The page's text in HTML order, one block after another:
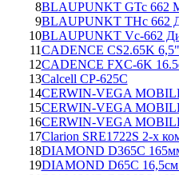
8BLAUPUNKT GTc 662
9BLAUPUNKT THc 662
10BLAUPUNKT Vc-662
11CADENCE CS2.65K 6,5"
12CADENCE FXC-6K
13Calcell CP-625C
14CERWIN-VEGA
15CERWIN-VEGA
16CERWIN-VEGA
17Clarion SRE1722S 2-х
18DIAMOND D365C 165мм
19DIAMOND D65C 16,5см